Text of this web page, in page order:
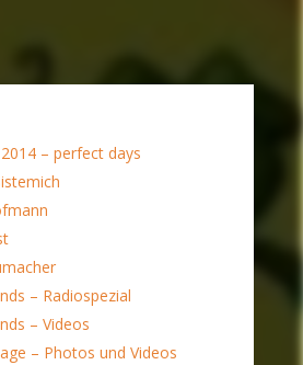
– perfect days
– Radiospezial
– Videos
– Photos und Videos